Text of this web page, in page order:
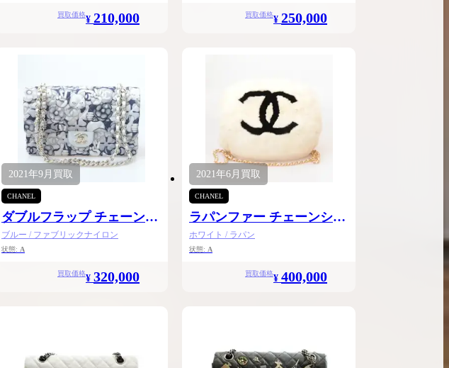
買取価格¥ 210,000 買取価格¥ 250,000
2021年9月 買取
CHANEL
ダブルフラップ チェーンシ
ョルダー25
ブルー / ファブリックナイロン
状態: A
買取価格¥ 320,000
2021年6月 買取
CHANEL
ラパンファー チェーンショ
ルダー
ホワイト / ラパン
状態: A
買取価格¥ 400,000